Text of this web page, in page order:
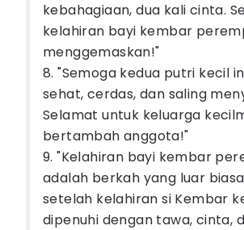
kebahagiaan, dua kali cinta.
kelahiran bayi kembar
menggemaskan!"
8. "Semoga kedua putri kecil
sehat, cerdas, dan saling
Selamat untuk keluarga
bertambah anggota!"
9. "Kelahiran bayi kembar
adalah berkah yang luar
setelah kelahiran si Kembar
dipenuhi dengan tawa, cinta,